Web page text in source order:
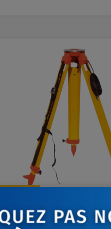
LOURD SERRAGE À VIS